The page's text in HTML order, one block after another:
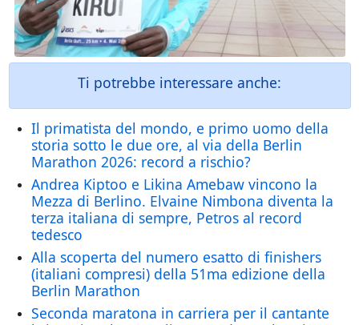
Ti potrebbe interessare anche:
Il primatista del mondo, e primo uomo della
storia sotto le due ore, al via della Berlin
Marathon 2026: record a rischio?
Andrea Kiptoo e Likina Amebaw vincono la
Mezza di Berlino. Elvaine Nimbona diventa la
terza italiana di sempre, Petros al record
tedesco
Alla scoperta del numero esatto di finishers
(italiani compresi) della 51ma edizione della
Berlin Marathon
Seconda maratona in carriera per il cantante